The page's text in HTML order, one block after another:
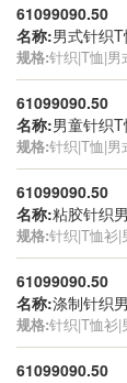
61099090.50
名称:男式针织
规格:针织|T恤|男
61099090.50
名称:男童针织
规格:针织|T恤|男
61099090.50
名称:粘胶针织
规格:针织|T恤衫|
61099090.50
名称:涤制针织
规格:针织|T恤衫|
61099090.50